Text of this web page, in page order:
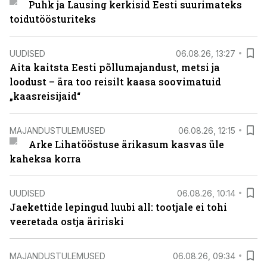
Puhk ja Lausing kerkisid Eesti suurimateks
toidutöösturiteks
UUDISED 06.08.26, 13:27
Aita kaitsta Eesti põllumajandust, metsi ja
loodust – ära too reisilt kaasa soovimatuid
„kaasreisijaid“
MAJANDUSTULEMUSED 06.08.26, 12:15
Arke Lihatööstuse ärikasum kasvas üle
kaheksa korra
UUDISED 06.08.26, 10:14
Jaekettide lepingud luubi all: tootjale ei tohi
veeretada ostja äririski
MAJANDUSTULEMUSED 06.08.26, 09:34